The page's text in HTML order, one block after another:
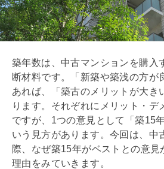
築年数は、中古マンションを購入
断材料です。「新築や築浅の方が
あれば、「築古のメリットが大き
ります。それぞれにメリット・デ
ですが、1つの意見として「築15
いう見方があります。今回は、中
際、なぜ築15年がベストとの意見
理由をみていきます。